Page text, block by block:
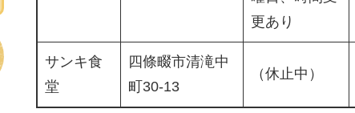
更あり
サンキ食
堂
四條畷市清滝中
町30-13
（休止中）